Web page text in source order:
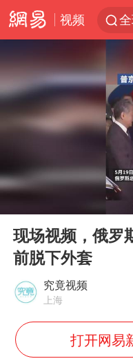
视频
Play
现场视频，俄罗
前脱下外套
究竟视频
上海
打开网易